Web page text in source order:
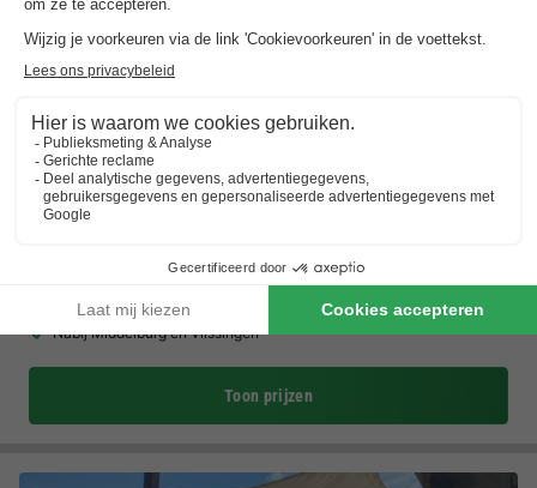
Vakantiepark Broedershoek
Zeeland, Koudekerke (15,8 km van Cadzand)
Natuurrijke omgeving aan de kust
Ruimtelijk, ook voor mindervaliden
Nabij Middelburg en Vlissingen
Toon prijzen